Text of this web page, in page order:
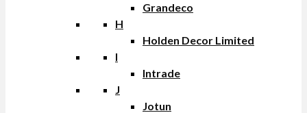
Grandeco
H
Holden Decor Limited
I
Intrade
J
Jotun